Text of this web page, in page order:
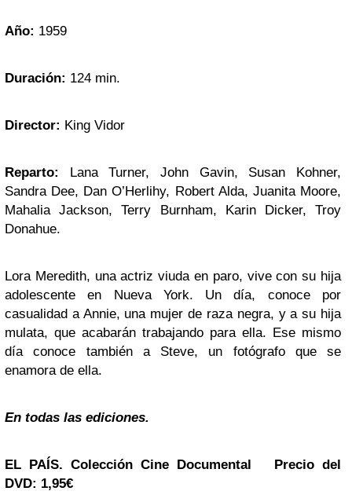
Año: 1959
Duración: 124 min.
Director: King Vidor
Reparto: Lana Turner, John Gavin, Susan Kohner,
Sandra Dee, Dan O’Herlihy, Robert Alda, Juanita Moore,
Mahalia Jackson, Terry Burnham, Karin Dicker, Troy
Donahue.
Lora Meredith, una actriz viuda en paro, vive con su hija
adolescente en Nueva York. Un día, conoce por
casualidad a Annie, una mujer de raza negra, y a su hija
mulata, que acabarán trabajando para ella. Ese mismo
día conoce también a Steve, un fotógrafo que se
enamora de ella.
En todas las ediciones.
EL PAÍS. Colección Cine Documental
Precio del
DVD: 1,95€